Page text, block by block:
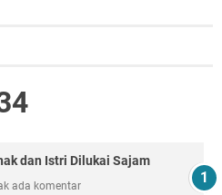
dan Istri Dilukai Sajam
ada komentar